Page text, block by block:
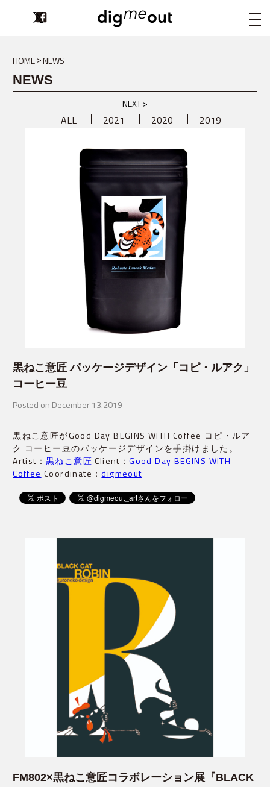
digmeout
HOME NEWS
NEWS
NEXT >
ALL 2021 2020 2019
黒ねこ意匠 パッケージデザイン「コピ・ルアク」
コーヒー豆
Posted on December 13.2019
黒ねこ意匠がGood Day BEGINS WITH Coffee コピ・ルア
ク コーヒー豆のパッケージデザインを手掛けました。
Artist：黒ねこ意匠 Client：Good Day BEGINS WITH
Coffee Coordinate：digmeout
FM802×黒ねこ意匠コラボレーション展『BLACK